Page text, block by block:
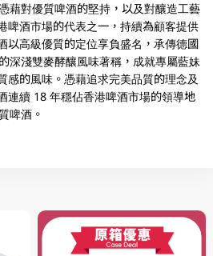
藉對優質啤酒的堅持，以及對釀造工藝
啤酒市場的代表之一，持續為顧客提供
以高級優質的定位享負盛名，承傳德國
深淺雙麥酵釀風味著稱，成就專屬藍妹
的風味。憑藉追求完美品質的理念及
連續 18 年穩佔香港啤酒市場的領導地
啤酒。